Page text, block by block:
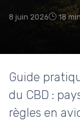
8 juin 2026 18
Guide
du CBD :
règles en